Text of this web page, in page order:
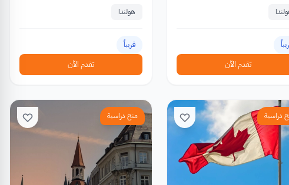
تقدم الآن
هولندا
قريباً
تقدم الآن
دراسية منح دراسية